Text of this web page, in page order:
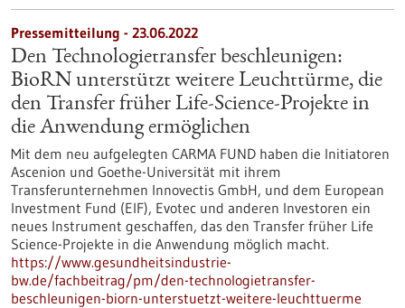
Pressemitteilung - 23.06.2022
Den Technologietransfer beschleunigen:
BioRN unterstützt weitere Leuchttürme, die
den Transfer früher Life-Science-Projekte in
die Anwendung ermöglichen
Mit dem neu aufgelegten CARMA FUND haben die Initiatoren
Ascenion und Goethe-Universität mit ihrem
Transferunternehmen Innovectis GmbH, und dem European
Investment Fund (EIF), Evotec und anderen Investoren ein
neues Instrument geschaffen, das den Transfer früher Life
Science-Projekte in die Anwendung möglich macht.
https://www.gesundheitsindustrie-
bw.de/fachbeitrag/pm/den-technologietransfer-
beschleunigen-biorn-unterstuetzt-weitere-leuchttuerme